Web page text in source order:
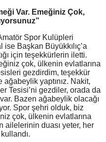
Var. Emeğiniz Çok,
Spor Kulüpleri
Başkan Büyükkılıç’a
için teşekkürlerin iletti.
çok, ülkenin evlatlarına
gezdirdim, teşekkür
yaptınız. Nakit,
Tesisi’ni gezdiler, orada da
Bazen ağabeylik olacağı
Spor şehri olduk, biz
çok, ülkenin evlatlarına
ailelerinin duası yeter, her